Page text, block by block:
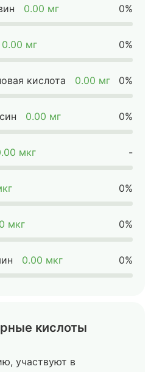
0.00 мг 0%
0.00 мг 0%
кислота 0.00 мг 0%
0.00 мг 0%
мкг -
0%
мкг 0%
0.00 мкг 0%
кислоты
участвуют в